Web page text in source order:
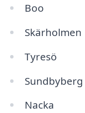
Boo
Skärholmen
Tyresö
Sundbyberg
Nacka